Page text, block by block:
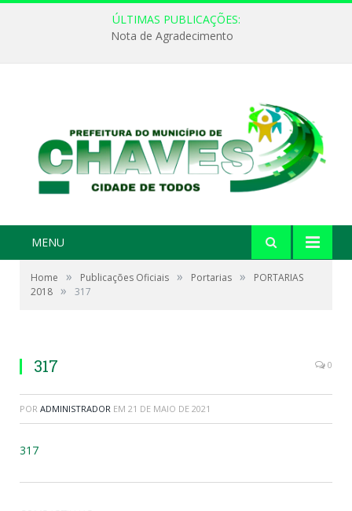
ÚLTIMAS PUBLICAÇÕES:
Nota de Agradecimento
MENU
Home » Publicações Oficiais » Portarias »
PORTARIAS
2018 » 317
317 0
POR ADMINISTRADOR EM 21 DE MAIO DE 2021
317